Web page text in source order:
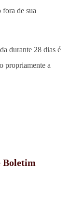
fora de sua
durante 28 dias é
propriamente a
Boletim